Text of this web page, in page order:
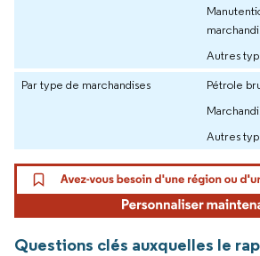
Autres
Par type de marchandises
Pétrole
Autres
Questions clés auxquelles le